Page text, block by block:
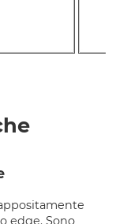
edge. Sono